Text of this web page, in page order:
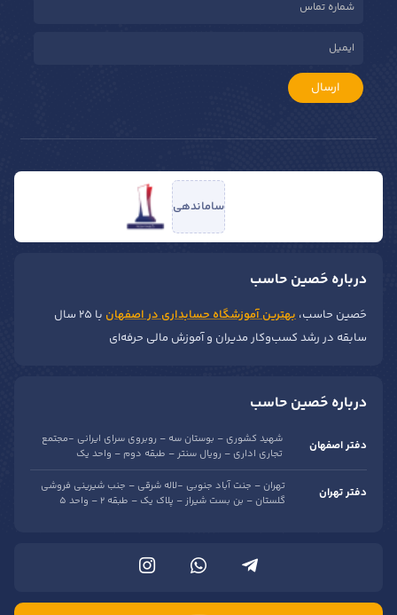
ارسال
ساماندهی
درباره حَصین حاسب
حَصین حاسب، بهترین آموزشگاه حسابداری در اصفهان
با ۲۵ سال
سابقه در رشد کسب‌وکار مدیران و آموزش مالی حرفه‌ای
درباره حَصین حاسب
دفتر اصفهان
شهید کشوری – بوستان سه – روبروی سرای ایرانی -مجتمع
تجاری اداری – رویال سنتر – طبقه دوم – واحد یک
دفتر تهران
تهران – جنت آباد جنوبی -لاله شرقی – جنب شیرینی فروشی
گلستان – بن بست شیراز – پلاک یک – طبقه 2 – واحد 5